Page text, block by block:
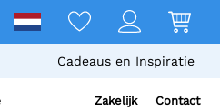
Cadeaus en Inspiratie
Zakelijk Contact